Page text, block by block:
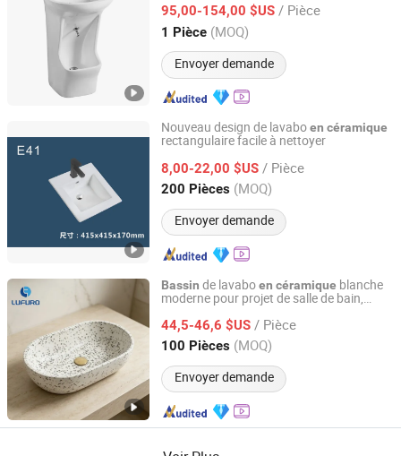
95,00-154,00 $US / Pièce
1 Pièce (MOQ)
Envoyer demande
Guangdong, China Depuis 2025
Nouveau design de lavaboen céramique
rectangulaire facile à nettoyer
8,00-22,00 $US / Pièce
200 Pièces (MOQ)
Envoyer demande
Chaozhou Hengya Sanitary Ware Co., Ltd.
Guangdong, China Depuis 2026
Bassin de lavaboen céramique blanche
moderne pour projet de salle de bain,
44,5-46,6 $US / Pièce
100 Pièces (MOQ)
Envoyer demande
Hangzhou Lufu Trading Co., Ltd.
Zhejiang, China Depuis 2026